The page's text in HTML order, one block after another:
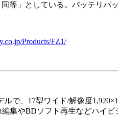
等」としている。バッテリパ
Products/FZ1/
で、17型ワイド/解像度
集やBDソフト再生などハイビ